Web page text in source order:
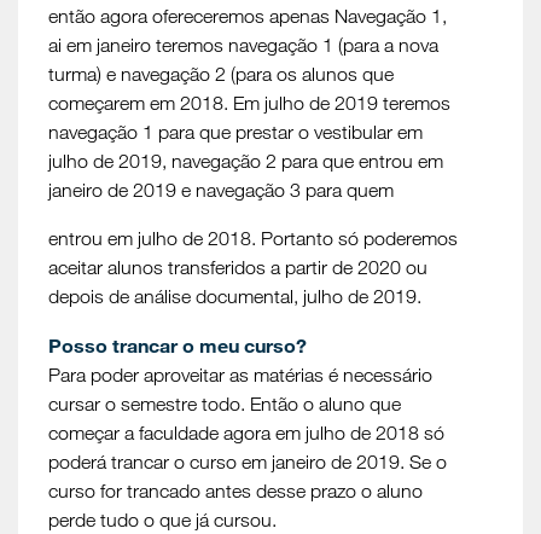
então agora ofereceremos apenas Navegação 1,
ai em janeiro teremos navegação 1 (para a nova
turma) e navegação 2 (para os alunos que
começarem em 2018. Em julho de 2019 teremos
navegação 1 para que prestar o vestibular em
julho de 2019, navegação 2 para que entrou em
janeiro de 2019 e navegação 3 para quem
entrou em julho de 2018. Portanto só poderemos
aceitar alunos transferidos a partir de 2020 ou
depois de análise documental, julho de 2019.
Posso trancar o meu curso?
Para poder aproveitar as matérias é necessário
cursar o semestre todo. Então o aluno que
começar a faculdade agora em julho de 2018 só
poderá trancar o curso em janeiro de 2019. Se o
curso for trancado antes desse prazo o aluno
perde tudo o que já cursou.